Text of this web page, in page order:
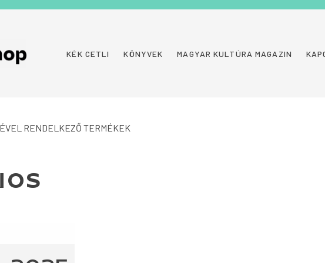
KÉK CETLI KÖNYVEK MAGYAR KULTÚRA MAGAZIN
RENDELKEZŐ TERMÉKEK